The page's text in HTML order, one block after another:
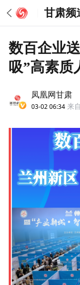
甘肃频
数百企业
吸”高素质
凤凰网甘肃
03-02 06:34 来